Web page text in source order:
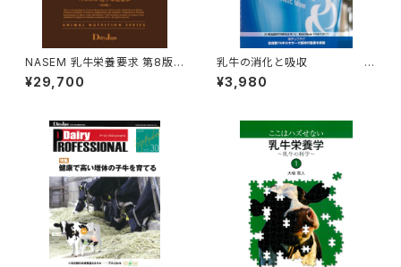
NASEM 乳牛栄養要求 第8版
(日本語版)
¥29,700
乳牛の消化と吸収
Dai
ry PROFESSIONAL Vol.21
¥3,980